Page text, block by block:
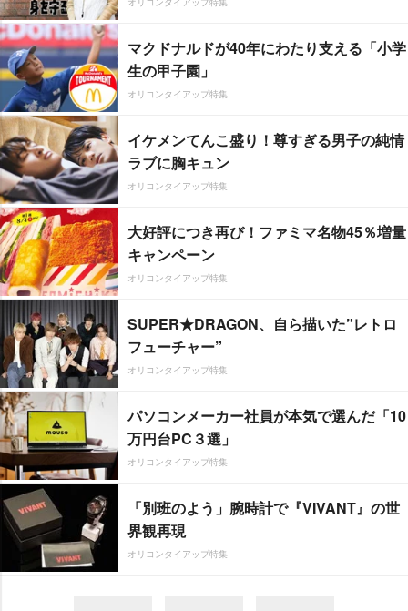
マクドナルドが40年にわたり支える「小学
生の甲子園」
オリコンタイアップ特集
イケメンてんこ盛り！尊すぎる男子の純情
ラブに胸キュン
オリコンタイアップ特集
大好評につき再び！ファミマ名物45％増量
キャンペーン
オリコンタイアップ特集
SUPER★DRAGON、自ら描いた”レトロ
フューチャー”
オリコンタイアップ特集
パソコンメーカー社員が本気で選んだ「10
万円台PC３選」
オリコンタイアップ特集
「別班のよう」腕時計で『VIVANT』の世
界観再現
オリコンタイアップ特集